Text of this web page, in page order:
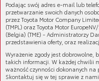
Notatnik z kolekcji
kartek: 96,
Numer katalogowy:
Podając swój adres e-mail lub
przetwarzanie swoich danych
przez Toyota Motor Company
(TMPL) oraz Toyota Motor
(Belgia) (TME) - Administratorzy
przedstawienia oferty, oraz
Wyrażenie zgody jest dobrowolne,
takich informacji. W każdej chwilii
ważność czynności dokonanych na
Skontaktuj się w tej sprawie z